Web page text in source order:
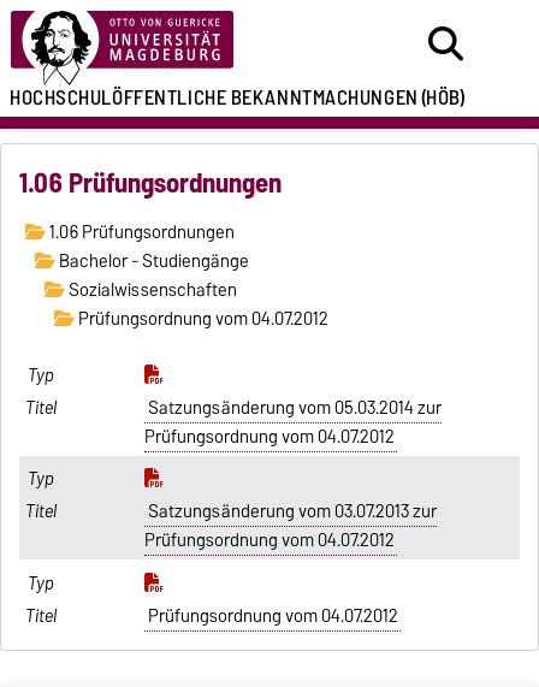
HOCHSCHULÖFFENTLICHEBEKANNTMACHUNGEN(HÖB)
1.06 Prüfungsordnungen
1.06 Prüfungsordnungen
Bachelor - Studiengänge
Sozialwissenschaften
Prüfungsordnung vom 04.07.2012
Satzungsänderung vom 05.03.2014 zur
Prüfungsordnung vom 04.07.2012
Satzungsänderung vom 03.07.2013 zur
Prüfungsordnung vom 04.07.2012
Prüfungsordnung vom 04.07.2012